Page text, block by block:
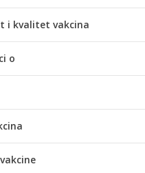
i kvalitet vakcina
o